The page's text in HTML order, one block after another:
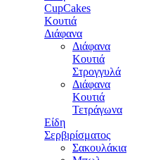
CupCakes
Κουτιά
Διάφανα
Διάφανα
Κουτιά
Στρογγυλά
Διάφανα
Κουτιά
Τετράγωνα
Είδη
Σερβιρίσματος
Σακουλάκια